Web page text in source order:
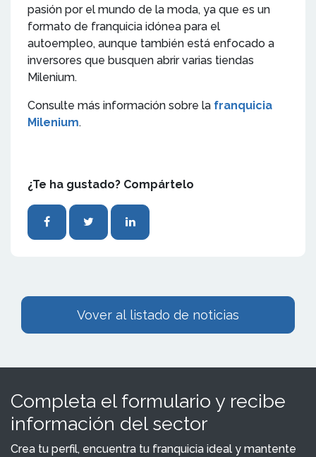
pasión por el mundo de la moda, ya que es un
formato de franquicia idónea para el
autoempleo, aunque también está enfocado a
inversores que busquen abrir varias tiendas
Milenium.
Consulte más información sobre la franquicia
Milenium.
¿Te ha gustado? Compártelo
Vover al listado de noticias
Completa el formulario y recibe
información del sector
Crea tu perfil, encuentra tu franquicia ideal y mantente